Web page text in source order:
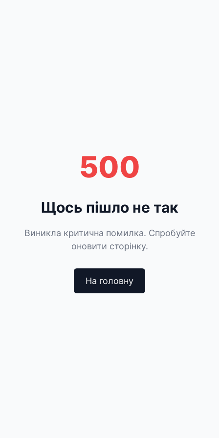
500
Щось пішло не так
Виникла критична помилка. Спробуйте
оновити сторінку.
На головну